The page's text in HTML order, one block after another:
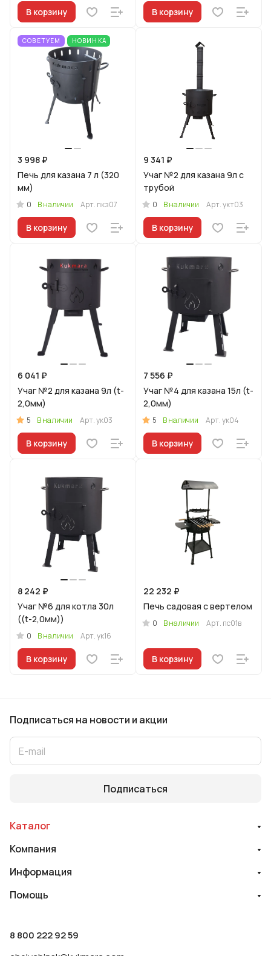
В корзину В корзину
СОВЕТУЕМ НОВИНКА
3 998 ₽
Печь для казана 7 л (320
мм)
0 В наличии Арт. пкз07
В корзину
9 341 ₽
Учаг №2 для казана 9л с
трубой
0 В наличии Арт.укт03
В корзину
6 041 ₽
Учаг №2 для казана 9л (t-
2,0мм)
5 В наличии Арт.ук03
В корзину
7 556 ₽
Учаг №4 для казана 15л (t-
2,0мм)
5 В наличии Арт.ук04
В корзину
8 242 ₽
Учаг №6 для котла 30л
((t-2,0мм))
0 В наличии Арт.ук16
В корзину
22 232 ₽
Печь садовая с вертелом
0 В наличии Арт. пс01в
В корзину
Подписаться на новости и акции
Подписаться
Каталог
Компания
Информация
Помощь
8 800 222 92 59